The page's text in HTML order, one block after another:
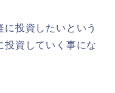
投資したいという
投資していく事にな